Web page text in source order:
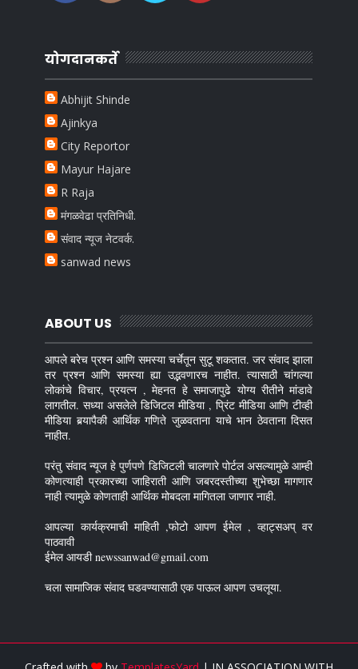
योगदानकर्ते
Abhijit Shinde
Ajinkya
City Reportor
Mayur Hajare
R Raja
मंगळवेढा प्रतिनिधी.
संवाद न्यूज नेटवर्क.
sanwad news
ABOUT US
आपले बरेच प्रश्न आणि समस्या चर्चेतून सुटू शकतात. जर संवाद झाला
तर प्रश्न आणि समस्या ह्या उद्भवणारच नाहीत. त्यासाठी चांगल्या
लोकांचे विचार, प्रयत्न , मेहनत हे समाजापुढे योग्य रीतीने मांडावे
लागतील. सध्या असलेले डिजिटल मीडिया , प्रिंट मीडिया आणि टीव्ही
मीडिया बर्‍यापैकी आर्थिक गणिते जुळवताना याचे भान ठेवताना दिसत
नाहीत.
परंतु संवाद न्यूज हे पुर्णपणे डिजिटली चालणारे पोर्टल असल्यामुळे आम्ही
कोणत्याही प्रकारच्या जाहिराती आणि जबरदस्तीच्या शुभेच्छा मागणार
नाही त्यामुळे कोणताही आर्थिक मोबदला मागितला जाणार नाही.
आपल्या कार्यक्रमाची माहिती ,फोटो आपण ईमेल , व्हाट्सअप् वर
पाठवावी
ईमेल आयडी newssanwad@gmail.com
चला सामाजिक संवाद घडवण्यासाठी एक पाऊल आपण उचलूया.